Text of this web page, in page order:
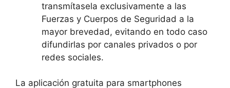
transmítasela exclusivamente a las
Fuerzas y Cuerpos de Seguridad a la
mayor brevedad, evitando en todo caso
difundirlas por canales privados o por
redes sociales.
La aplicación gratuita para smartphones